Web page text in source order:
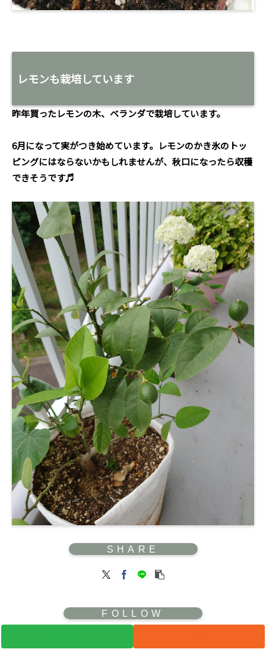
レモンも栽培しています
昨年買ったレモンの木、ベランダで栽培しています。
6月になって実がつき始めています。レモンのかき氷のトッ
ピングにはならないかもしれませんが、秋口になったら収穫
できそうです♬